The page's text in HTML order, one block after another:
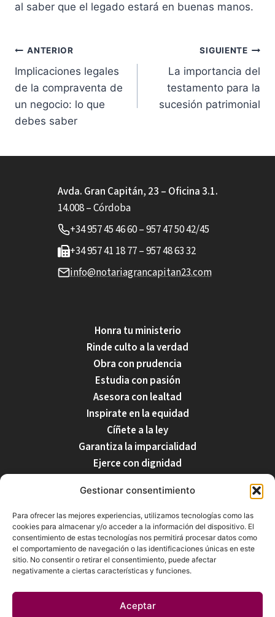
Gestionar consentimiento
Para ofrecer las mejores experiencias, utilizamos tecnologías como las
cookies para almacenar y/o acceder a la información del dispositivo. El
consentimiento de estas tecnologías nos permitirá procesar datos como
el comportamiento de navegación o las identificaciones únicas en este
sitio. No consentir o retirar el consentimiento, puede afectar
negativamente a ciertas características y funciones.
Aceptar
al saber que el legado estará en buenas manos.
Navegación
de
entradas
ANTERIOR
Implicaciones legales
de la compraventa de
un negocio: lo que
debes saber
SIGUIENTE
La importancia del
testamento para la
sucesión patrimonial
Avda. Gran Capitán, 23 – Oficina 3.1.
14.008 – Córdoba
+34 957 45 46 60 – 957 47 50 42/45
+34 957 41 18 77 – 957 48 63 32
info@notariagrancapitan23.com
Honra tu ministerio
Rinde culto a la verdad
Obra con prudencia
Estudia con pasión
Asesora con lealtad
Inspirate en la equidad
Cíñete a la ley
Garantiza la imparcialidad
Ejerce con dignidad
InicioDespachoNuestro EquipoServiciosBlogContacto
Iglesias & Fernández-Martos Notarios, C.B. © 2026. Todos